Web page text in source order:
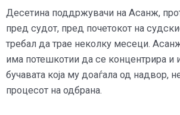
Десетина поддржувачи на Асанж,
пред судот, пред почетокот на
требал да трае неколку месеци.
има потешкотии да се концентрира и
бучавата која му доаѓала од надвор,
процесот на одбрана.